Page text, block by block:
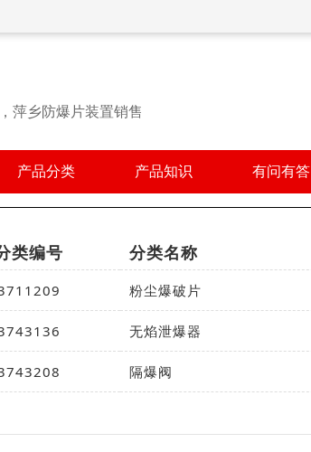
萍乡防爆片装置销售
产品分类 产品知识 有问有答
类编号 分类名称
粉尘爆破片
无焰泄爆器
隔爆阀